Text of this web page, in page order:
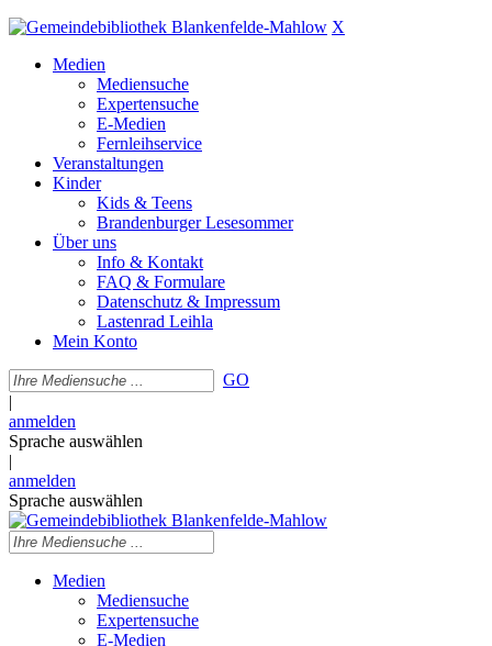
X
Medien
Mediensuche
Expertensuche
E-Medien
Fernleihservice
Veranstaltungen
Kinder
Kids & Teens
Brandenburger Lesesommer
Über uns
Info & Kontakt
FAQ & Formulare
Datenschutz & Impressum
Lastenrad Leihla
Mein Konto
GO
|
anmelden
Sprache auswählen
|
anmelden
Sprache auswählen
Medien
Mediensuche
Expertensuche
E-Medien